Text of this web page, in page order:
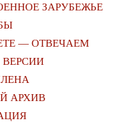
ЗАРУБЕЖЬЕ
— ОТВЕЧАЕМ
АРХИВ